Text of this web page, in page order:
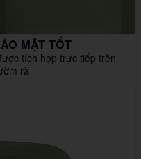
MẬT TỐT
tích hợp trực tiếp trên
rà